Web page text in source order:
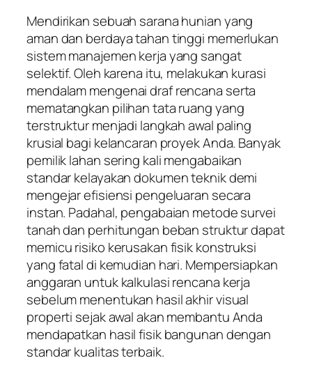
Mendirikan sebuah sarana hunian yang
aman dan berdaya tahan tinggi memerlukan
sistem manajemen kerja yang sangat
selektif. Oleh karena itu, melakukan kurasi
mendalam mengenai draf rencana serta
mematangkan pilihan tata ruang yang
terstruktur menjadi langkah awal paling
krusial bagi kelancaran proyek Anda. Banyak
pemilik lahan sering kali mengabaikan
standar kelayakan dokumen teknik demi
mengejar efisiensi pengeluaran secara
instan. Padahal, pengabaian metode survei
tanah dan perhitungan beban struktur dapat
memicu risiko kerusakan fisik konstruksi
yang fatal di kemudian hari. Mempersiapkan
anggaran untuk kalkulasi rencana kerja
sebelum menentukan hasil akhir visual
properti sejak awal akan membantu Anda
mendapatkan hasil fisik bangunan dengan
standar kualitas terbaik.